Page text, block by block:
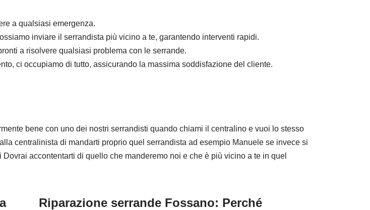
a qualsiasi emergenza.
inviare il serrandista più vicino a te, garantendo interventi rapidi.
a risolvere qualsiasi problema con le serrande.
ci occupiamo di tutto, assicurando la massima soddisfazione del cliente.
bene con uno dei nostri serrandisti quando chiami il centralino e vuoi lo stesso
centralinista di mandarti proprio quel serrandista ad esempio Manuele se invece si
accontentarti di quello che manderemo noi e che è più vicino a te in quel
Riparazione serrande Fossano: Perché